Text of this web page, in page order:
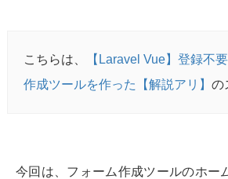
こちらは、
【Laravel Vue】登録不
作成ツールを作った【解説アリ】 の
今回は、フォーム作成ツールのホー